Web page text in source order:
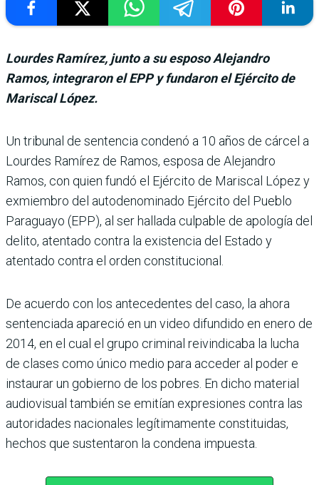
Lourdes Ramírez, junto a su esposo Alejandro
Ramos, integraron el EPP y fundaron el Ejército de
Mariscal López.
Un tribunal de sentencia condenó a 10 años de cárcel a
Lourdes Ramírez de Ramos, esposa de Alejandro
Ramos, con quien fundó el Ejército de Mariscal López y
exmiembro del autodenominado Ejército del Pueblo
Paraguayo (EPP), al ser hallada culpable de apo­logía del
delito, atentado con­tra la existencia del Estado y
atentado contra el orden constitucional.
De acuerdo con los antece­dentes del caso, la ahora
sen­tenciada apareció en un video difundido en enero de
2014, en el cual el grupo criminal reivindicaba la lucha
de cla­ses como único medio para acceder al poder e
instaurar un gobierno de los pobres. En dicho material
audio­visual también se emitían expresiones contra las
auto­ridades nacionales legítima­mente constituidas,
hechos que sustentaron la condena impuesta.